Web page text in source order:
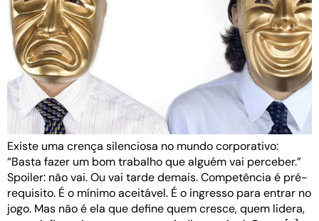
Existe uma crença silenciosa no mundo corporativo:
“Basta fazer um bom trabalho que alguém vai perceber.”
Spoiler: não vai. Ou vai tarde demais. Competência é pré-
requisito. É o mínimo aceitável. É o ingresso para entrar no
jogo. Mas não é ela que define quem cresce, quem lidera,